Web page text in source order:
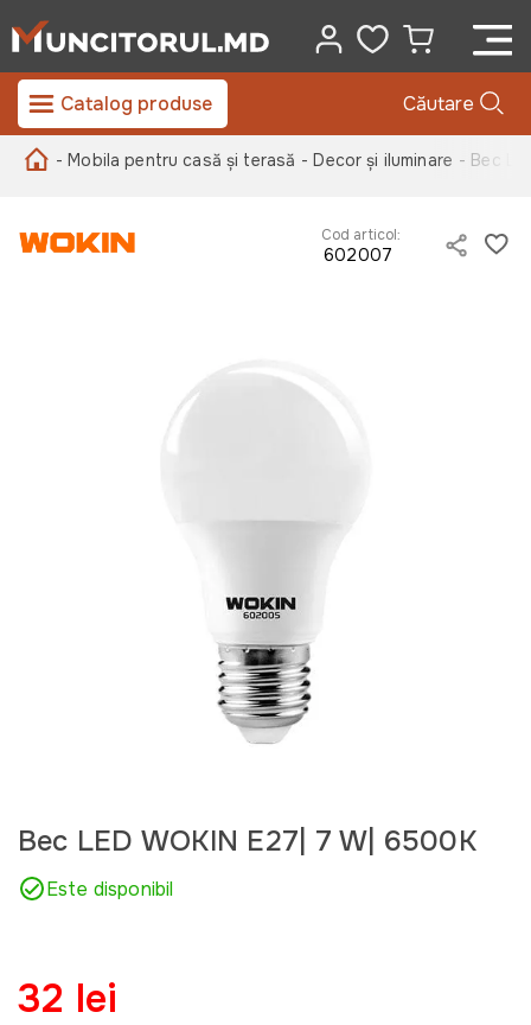
Catalog produse Căutare
- Mobila pentru casă și terasă - Decor și iluminare - Bec
Cod articol:
602007
Bec LED WOKIN E27| 7 W| 6500K
Este disponibil
32 lei